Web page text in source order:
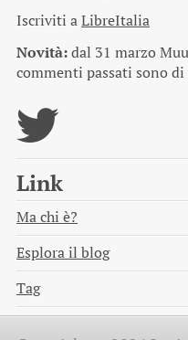
Iscriviti aLibreItalia
Novità:dal 31 marzo
commenti passati sono
Link
Ma chi è?
Esplora il blog
Tag